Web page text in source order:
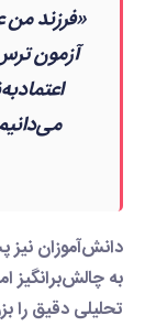
«فرزند من
آزمون ترس
می‌دانیم
دانش‌آموزان نیز
به چالش‌برانگیز اما
تحلیلی دقیق را